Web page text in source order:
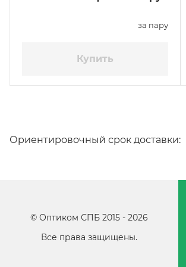
за пару
Купить
Ориентировочный срок доставки:
© Оптиком СПБ 2015 - 2026
Все права защищены.